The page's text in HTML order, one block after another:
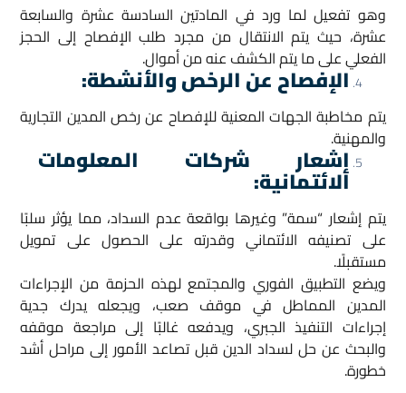
وهو تفعيل لما ورد في المادتين السادسة عشرة والسابعة
عشرة، حيث يتم الانتقال من مجرد طلب الإفصاح إلى الحجز
الفعلي على ما يتم الكشف عنه من أموال.
الإفصاح عن الرخص والأنشطة:
يتم مخاطبة الجهات المعنية للإفصاح عن رخص المدين التجارية
والمهنية.
إشعار شركات المعلومات
الائتمانية:
يتم إشعار “سمة” وغيرها بواقعة عدم السداد، مما يؤثر سلبًا
على تصنيفه الائتماني وقدرته على الحصول على تمويل
مستقبلًا.
ويضع التطبيق الفوري والمجتمع لهذه الحزمة من الإجراءات
المدين المماطل في موقف صعب، ويجعله يدرك جدية
إجراءات التنفيذ الجبري، ويدفعه غالبًا إلى مراجعة موقفه
والبحث عن حل لسداد الدين قبل تصاعد الأمور إلى مراحل أشد
خطورة.